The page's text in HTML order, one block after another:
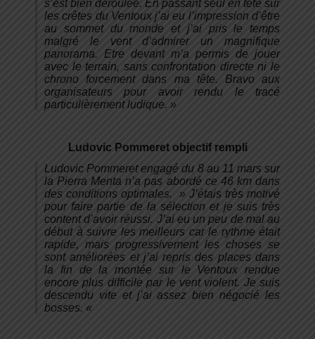
s’est bien déroulée. En passant seul en tête sur
les crêtes du Ventoux j’ai eu l’impression d’être
au sommet du monde et j’ai pris le temps
malgré le vent d’admirer un magnifique
panorama. Etre devant m’a permis de jouer
avec le terrain, sans confrontation directe ni le
chrono forcement dans ma tête. Bravo aux
organisateurs pour avoir rendu le tracé
particulièrement ludique. »
Ludovic Pommeret objectif rempli
Ludovic Pommeret engagé du 8 au 11 mars sur
la Pierra Menta n’a pas abordé ce 46 km dans
des conditions optimales. » J’étais très motivé
pour faire partie de la sélection et je suis très
content d’avoir réussi. J’ai eu un peu de mal au
début à suivre les meilleurs car le rythme était
rapide, mais progressivement les choses se
sont améliorées et j’ai repris des places dans
la fin de la montée sur le Ventoux rendue
encore plus difficile par le vent violent. Je suis
descendu vite et j’ai assez bien négocié les
bosses. «